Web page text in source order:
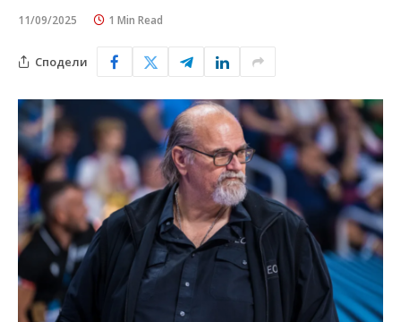
11/09/2025 1 Min Read
Сподели